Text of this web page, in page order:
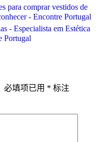
para comprar vestidos de
- Encontre Portugal
- Especialista em Estética
Portugal
必填项已用 * 标注